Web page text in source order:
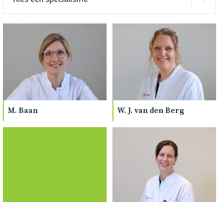
Contact en bezoek
Deutsch
Donkere modus
M. Baan W. J. van den Berg